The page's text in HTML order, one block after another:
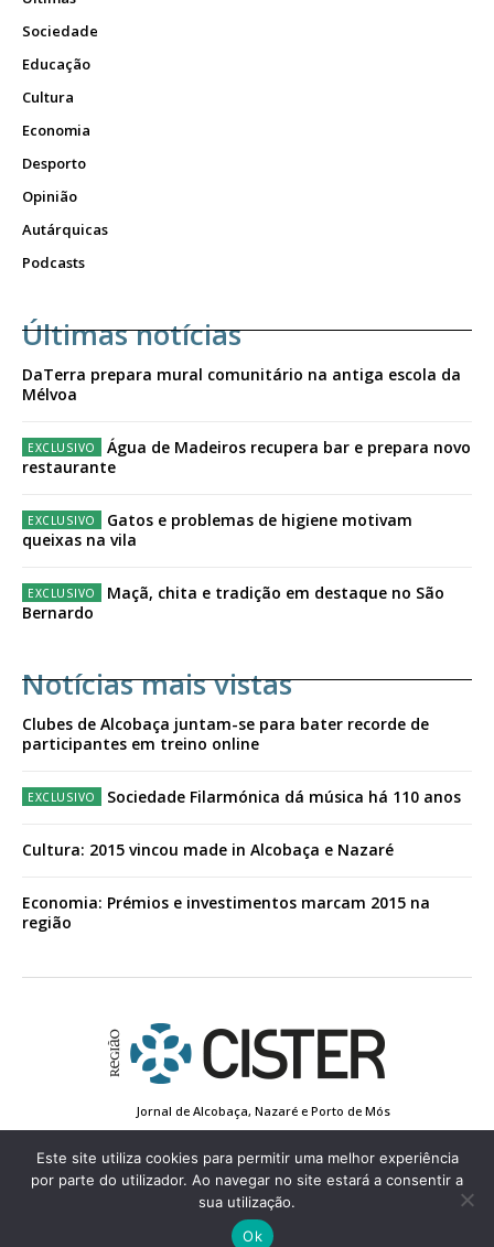
Sociedade
Educação
Cultura
Economia
Desporto
Opinião
Autárquicas
Podcasts
Últimas notícias
DaTerra prepara mural comunitário na antiga escola da
Mélvoa
Água de Madeiros recupera bar e prepara novo
restaurante
Gatos e problemas de higiene motivam
queixas na vila
Maçã, chita e tradição em destaque no São
Bernardo
Notícias mais vistas
Clubes de Alcobaça juntam-se para bater recorde de
participantes em treino online
Sociedade Filarmónica dá música há 110 anos
Cultura: 2015 vincou made in Alcobaça e Nazaré
Economia: Prémios e investimentos marcam 2015 na
região
Jornal de Alcobaça, Nazaré e Porto de Mós
Conta de Registo
Edição Impressa
© 2022 Região de Cister - Todos os direitos reservados.
Este site utiliza cookies para permitir uma melhor experiência
por parte do utilizador. Ao navegar no site estará a consentir a
sua utilização.
Ok